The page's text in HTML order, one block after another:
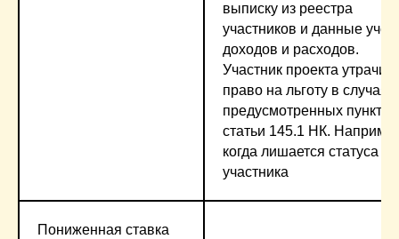
выписку из реестра
участников и данные
доходов и расходов.
Участник проекта
право на льготу в случаях,
предусмотренных
статьи 145.1 НК.
когда лишается статуса
участника
Пониженная ставка